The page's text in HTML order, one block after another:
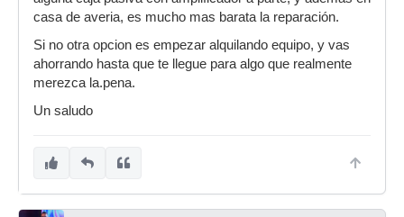
casa de averia, es mucho mas barata la reparación.
Si no otra opcion es empezar alquilando equipo, y vas
ahorrando hasta que te llegue para algo que realmente
merezca la.pena.
Un saludo